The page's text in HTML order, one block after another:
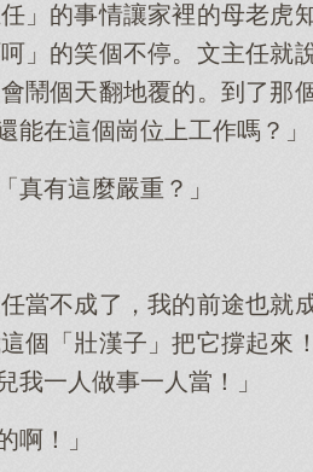
」的事情讓家裡的母老虎
」的笑個不停。文主任就
鬧個天翻地覆的。到了那
在這個崗位上工作嗎？」
真有這麼嚴重？」
當不成了，我的前途也就
個「壯漢子」把它撐起來
我一人做事一人當！」
啊！」